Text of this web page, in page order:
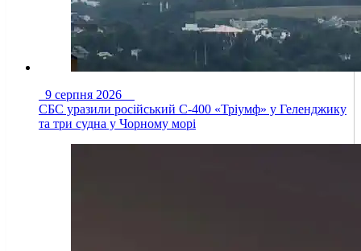
9 серпня 2026
СБС уразили російський С-400 «Тріумф» у Геленджику
та три судна у Чорному морі